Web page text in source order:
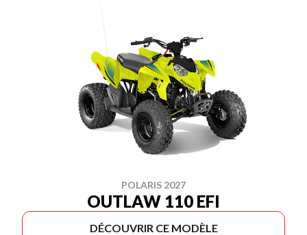
POLARIS 2027
OUTLAW 110 EFI
DÉCOUVRIR CE MODÈLE